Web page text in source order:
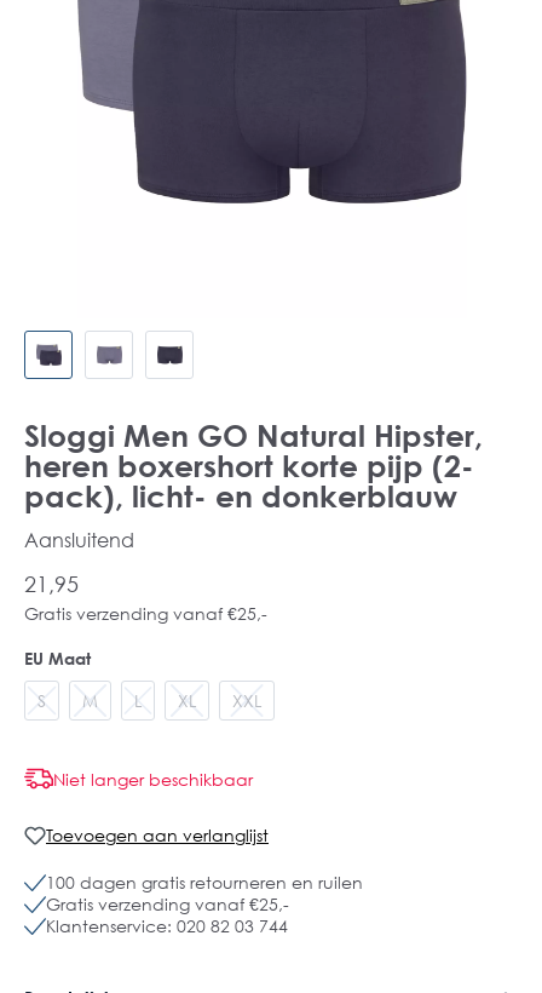
Sloggi Men GO Natural Hipster,
heren boxershort korte pijp (2-
pack), licht- en donkerblauw
Aansluitend
21,95
Gratis verzending vanaf €25,-
EU Maat
S M L XL XXL
Niet langer beschikbaar
Toevoegen aan verlanglijst
100 dagen gratis retourneren en ruilen
Gratis verzending vanaf €25,-
Klantenservice: 020 82 03 744